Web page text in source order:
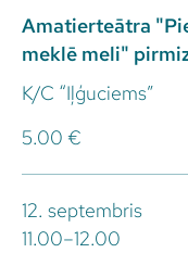
Amatierteātra
meklē meli"
K/C “Iļģuciems”
5.00 €
12. septembris
11.00–12.00